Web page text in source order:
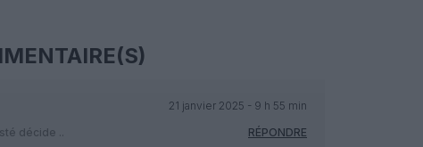
21 janvier 2025 - 9 h 55 min
décide ..
RÉPONDRE